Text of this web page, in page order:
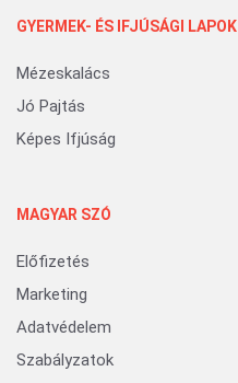
GYERMEK- ÉS IFJÚSÁGI LAPOK
Mézeskalács
Jó Pajtás
Képes Ifjúság
MAGYAR SZÓ
Előfizetés
Marketing
Adatvédelem
Szabályzatok